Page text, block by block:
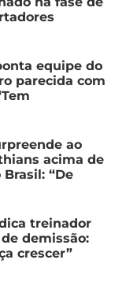
equipe do
parecida com
ao
acima de
“De
treinador
demissão:
crescer”